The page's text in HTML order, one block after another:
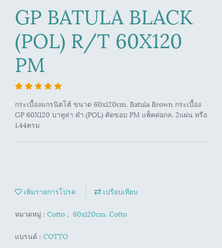
GP BATULA BLACK
(POL) R/T 60X120
PM
กระเบื้องแกรนิตโต้ ขนาด 60x120cm. Batula Brown กระเบื้อง
GP 60X120 บาทูล่า ดำ (POL) ตัดขอบ PM แพ็คต่อกล. 2แผ่น หรือ
1.44ตรม
เพิ่มรายการโปรด เปรียบเทียบ
หมวดหมู่ : Cotto , 60x120cm. Cotto
แบรนด์ : COTTO